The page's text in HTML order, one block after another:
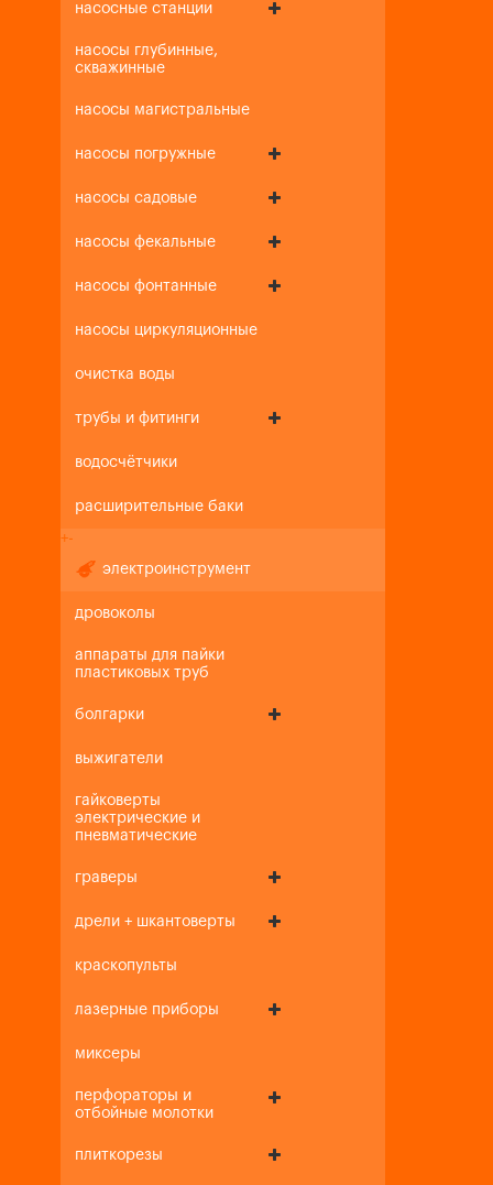
насосные станции
насосы глубинные,
скважинные
насосы магистральные
насосы погружные
насосы садовые
насосы фекальные
насосы фонтанные
насосы циркуляционные
очистка воды
трубы и фитинги
водосчётчики
расширительные баки
+-
электроинструмент
дровоколы
аппараты для пайки
пластиковых труб
болгарки
выжигатели
гайковерты
электрические и
пневматические
граверы
дрели + шкантоверты
краскопульты
лазерные приборы
миксеры
перфораторы и
отбойные молотки
плиткорезы